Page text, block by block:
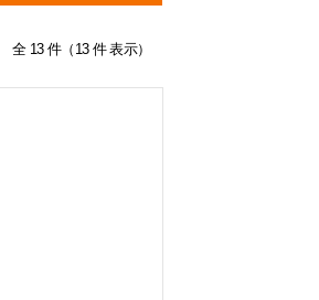
全 13 件（13 件 表示）